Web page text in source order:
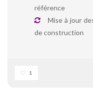
référence
Mise à jour
de construction
1